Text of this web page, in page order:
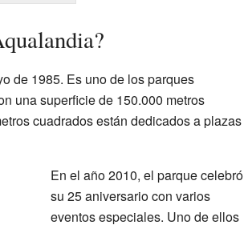
de 1985. Es uno de los parques
una superficie de 150.000 metros
cuadrados están dedicados a plazas
En el año 2010, el parque celebró
su 25 aniversario con varios
eventos especiales. Uno de ellos